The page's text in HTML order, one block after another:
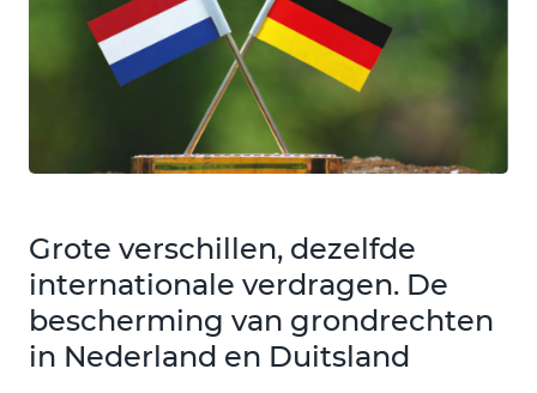
Grote verschillen, dezelfde
internationale verdragen. De
bescherming van grondrechten
in Nederland en Duitsland